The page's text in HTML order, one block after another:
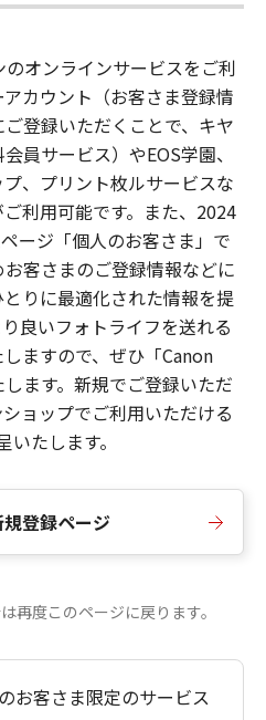
のオンラインサービスをご利
カウント（お客さま登録情
登録いただくことで、キヤ
員サービス）やEOS学園、
、プリント枚ルサービスな
利用可能です。また、2024
ージ「個人のお客さま」で
客さまのご登録情報などに
りに最適化された情報を提
良いフォトライフを送れる
ますので、ぜひ「Canon
ます。新規でご登録いただ
ョップでご利用いただける
たします。
登録ページ
再度このページに戻ります。
お客さま限定のサービス